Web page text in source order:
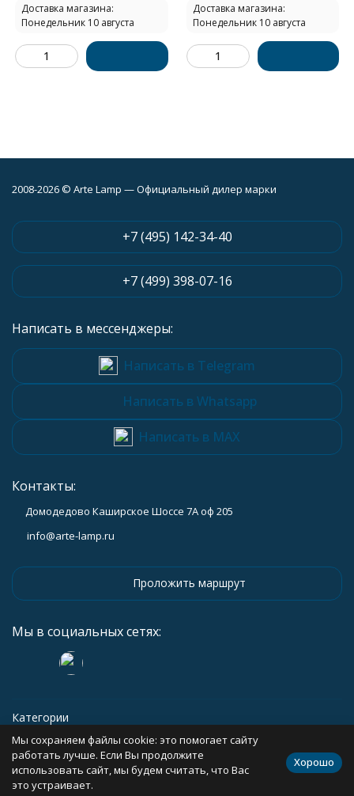
Доставка магазина:
Понедельник 10 августа
Доставка магазина:
Понедельник 10 августа
2008-2026 © Arte Lamp — Официальный дилер марки
+7 (495) 142-34-40
+7 (499) 398-07-16
Написать в мессенджеры:
Написать в Telegram
Написать в Whatsapp
Написать в MAX
Контакты:
Домодедово Каширское Шоссе 7А оф 205
info@arte-lamp.ru
Проложить маршрут
Мы в социальных сетях:
Категории
Информация
Мы сохраняем файлы cookie: это помогает сайту
работать лучше. Если Вы продолжите
использовать сайт, мы будем считать, что Вас
это устраивает.
Хорошо